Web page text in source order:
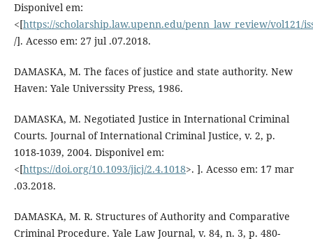
Disponivel em:
<[https://scholarship.law.upenn.edu/penn_law_review/vol121/
/]. Acesso em: 27 jul .07.2018.
DAMASKA, M. The faces of justice and state authority. New
Haven: Yale Universsity Press, 1986.
DAMASKA, M. Negotiated Justice in International Criminal
Courts. Journal of International Criminal Justice, v. 2, p.
1018-1039, 2004. Disponivel em:
<[https://doi.org/10.1093/jicj/2.4.1018>. ]. Acesso em: 17 mar
.03.2018.
DAMASKA, M. R. Structures of Authority and Comparative
Criminal Procedure. Yale Law Journal, v. 84, n. 3, p. 480-